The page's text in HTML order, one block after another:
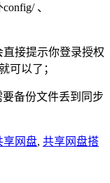
、
接提示你登录授权
可以了；
备份文件丢到同步
享网盘, 共享网盘搭